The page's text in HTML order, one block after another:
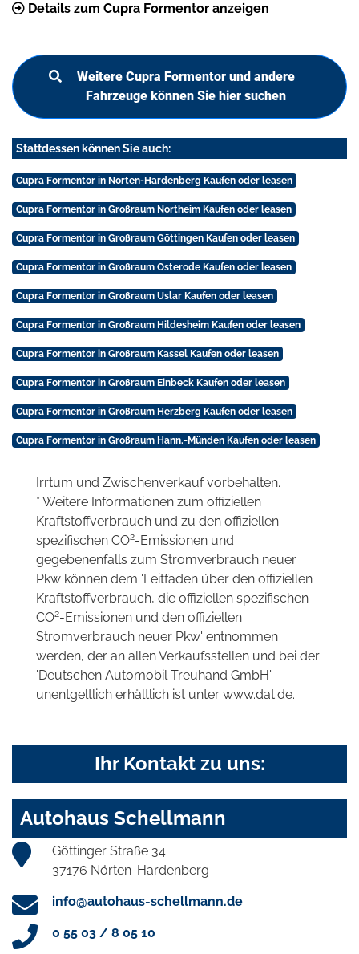
Details zum Cupra Formentor anzeigen
Weitere Cupra Formentor und andere
Fahrzeuge können Sie hier suchen
Stattdessen können Sie auch:
Cupra Formentor in Nörten-Hardenberg Kaufen oder leasen
Cupra Formentor in Großraum Northeim Kaufen oder leasen
Cupra Formentor in Großraum Göttingen Kaufen oder leasen
Cupra Formentor in Großraum Osterode Kaufen oder leasen
Cupra Formentor in Großraum Uslar Kaufen oder leasen
Cupra Formentor in Großraum Hildesheim Kaufen oder leasen
Cupra Formentor in Großraum Kassel Kaufen oder leasen
Cupra Formentor in Großraum Einbeck Kaufen oder leasen
Cupra Formentor in Großraum Herzberg Kaufen oder leasen
Cupra Formentor in Großraum Hann.-Münden Kaufen oder leasen
Irrtum und Zwischenverkauf vorbehalten.
* Weitere Informationen zum offiziellen
Kraftstoffverbrauch und zu den offiziellen
spezifischen CO2-Emissionen und
gegebenenfalls zum Stromverbrauch neuer
Pkw können dem 'Leitfaden über den offiziellen
Kraftstoffverbrauch, die offiziellen spezifischen
CO2-Emissionen und den offiziellen
Stromverbrauch neuer Pkw' entnommen
werden, der an allen Verkaufsstellen und bei der
'Deutschen Automobil Treuhand GmbH'
unentgeltlich erhältlich ist unter www.dat.de.
Ihr Kontakt zu uns:
Autohaus Schellmann
Göttinger Straße 34
37176 Nörten-Hardenberg
info@autohaus-schellmann.de
0 55 03 / 8 05 10